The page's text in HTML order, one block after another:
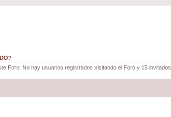
Foro: No hay usuarios registrados visitando el Foro y 15 invitados